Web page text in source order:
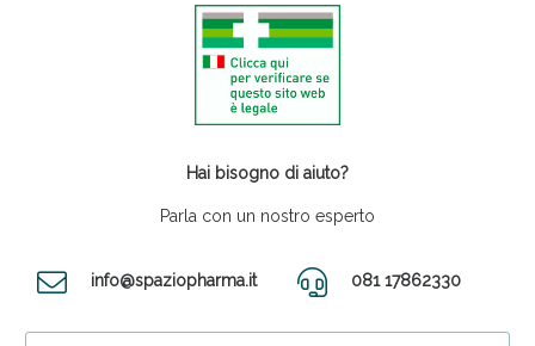
Hai bisogno di aiuto?
Parla con un nostro esperto
info@spaziopharma.it 081 17862330